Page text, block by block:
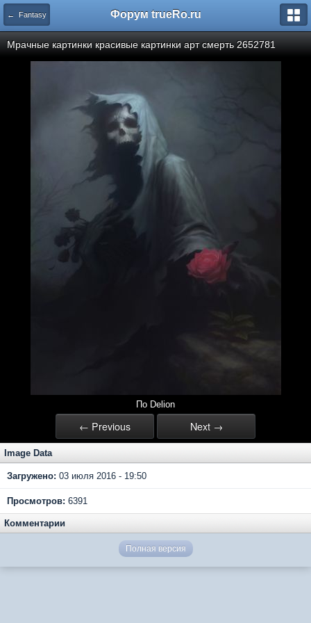
← Fantasy Форум trueRo.ru
Мрачные картинки красивые картинки арт смерть 2652781
По Delion
← Previous Next →
Image Data
Загружено: 03 июля 2016 - 19:50
Просмотров: 6391
Комментарии
Полная версия